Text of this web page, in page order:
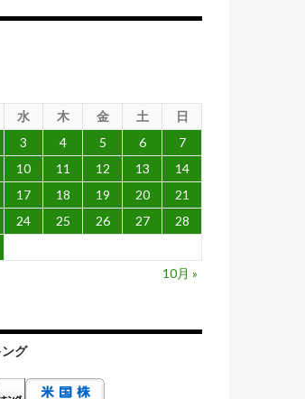
水 木 金 土
日
3 4 5 6
7
10 11 12 13
14
17 18 19 20
21
24 25 26 27
28
10月 »
グ